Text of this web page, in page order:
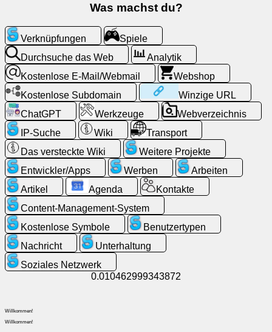
Durchsuche
das
Web
Kostenlose
E-
Mail/Webmail
Analytik
Webshop
Entwickler/Apps
Werkzeuge
Arbeiten
Was machst du?
Verknüpfungen
Spiele
Durchsuche das Web
Analytik
Kostenlose E-Mail/Webmail
Webshop
Kostenlose Subdomain
Winzige URL
ChatGPT
Werkzeuge
Webverzeichnis
IP-Suche
Wiki
Transport
Das versteckte Wiki
Weitere Projekte
Entwickler/Apps
Werben
Arbeiten
Artikel
Agenda
Kontakte
Content-Management-System
Kostenlose Symbole
Benutzertypen
Nachricht
Unterhaltung
Soziales Netzwerk
0.010462999343872
Willkommen!
Willkommen!